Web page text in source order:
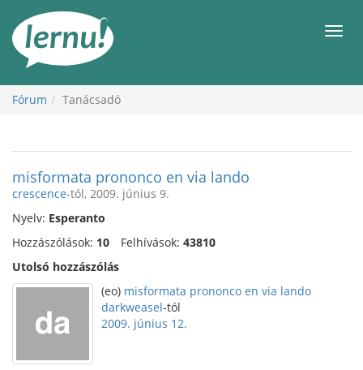
Fórum Tanácsadó
misformata prononco en via lando
crescence-tól, 2009. június 9.
Nyelv: Esperanto
Hozzászólások: 10 Felhívások: 43810
Utolsó hozzászólás
(eo) misformata prononco en via lando
darkweasel-tól
2009. június 12.